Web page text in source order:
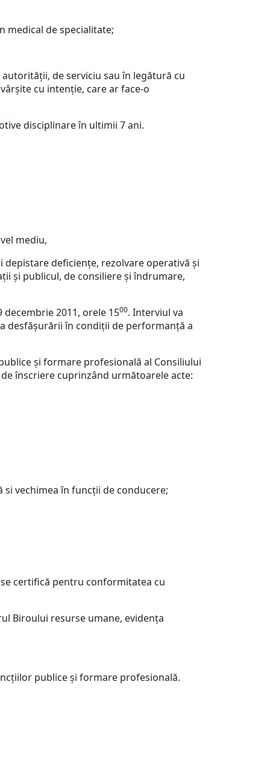
medical de specialitate;
de serviciu sau în legătură cu
cu intenţie, care ar face-o
disciplinare în ultimii 7 ani.
mediu,
deficienţe, rezolvare operativă şi
şi publicul, de consiliere şi îndrumare,
2011, orele 1500. Interviul va
desfăşurării în condiţii de performanţă a
şi formare profesională al Consiliului
înscriere cuprinzând următoarele acte:
vechimea în funcţii de conducere;
certifică pentru conformitatea cu
Biroului resurse umane, evidenţa
publice şi formare profesională.